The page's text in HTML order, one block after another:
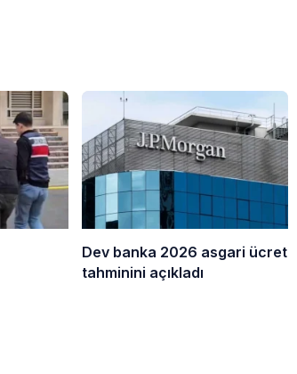
Dev banka 2026 asgari ücret
tahminini açıkladı